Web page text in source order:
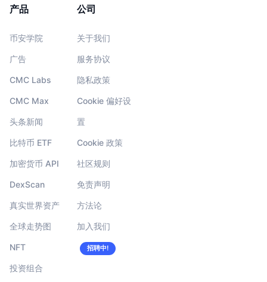
产品
币安学院
广告
CMC Labs
CMC Max
头条新闻
比特币 ETF
加密货币 API
DexScan
真实世界资产
全球走势图
NFT
投资组合
公司
关于我们
服务协议
隐私政策
Cookie 偏好设
置
Cookie 政策
社区规则
免责声明
方法论
加入我们
招聘中!